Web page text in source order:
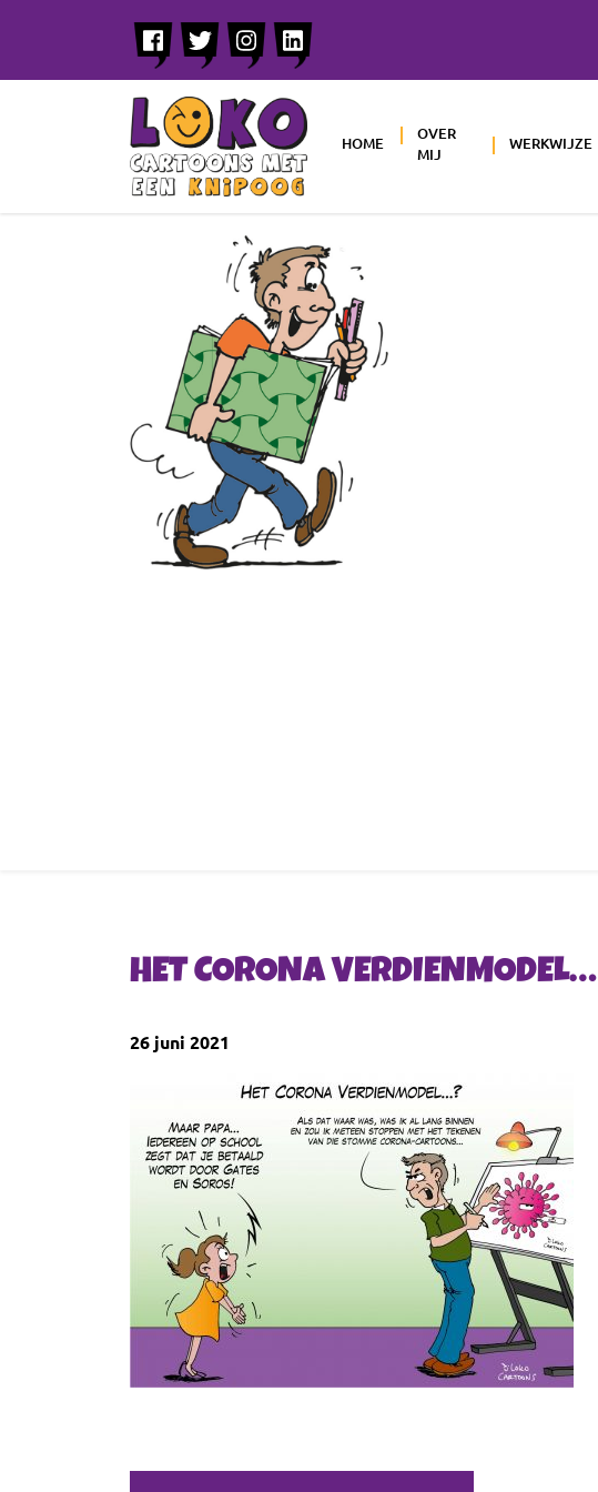
HOME
OVER
MIJ
WERKWIJZE
HET CORONA VERDIENMODEL…
26 juni 2021